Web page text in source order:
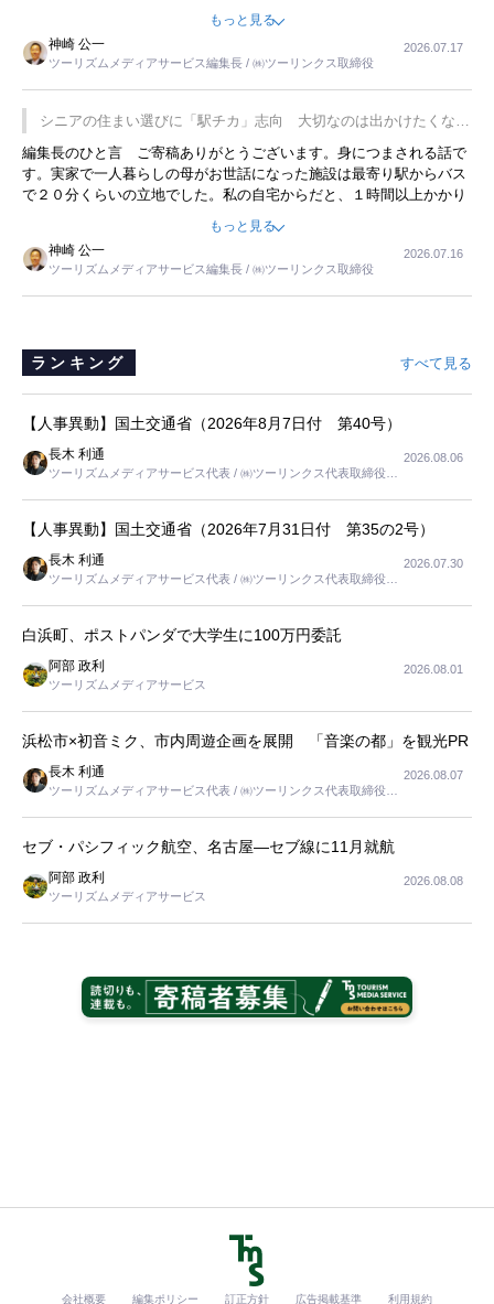
永井 彰一社長にインタビューしたら、興味深い話が次々が飛び出しま
した。プレゼンも巧みで、今でも思い出すことが２つあります。一つ
は、従業員に東京ディズニーランドを見学させ、サービス業、接客業
の何かを理解してもらっていることです。 もう一つは1800円もする
プレミアムヨーグルトを販売するにあたり、社内に懸念もあったそう
です。永井社長は、駐車場に都内ナンバーの高級外車が停まっている
ことに目をつけ、高級商品でも売れると確信したそうです。今回の記
事を懐かしく読みました。
もっと見る
神崎 公一
ツーリズムメディアサービス編集長 / ㈱ツーリンクス取締役
2026.07.17
シニアの住まい選びに「駅チカ」志向 大切なのは出かけたくなる
暮らし
編集長のひと言 ご寄稿ありがとうございます。身につまされる話で
す。実家で一人暮らしの母がお世話になった施設は最寄り駅からバス
で２０分くらいの立地でした。私の自宅からだと、１時間以上かかり
ました。母の住まいから近いという理由で、その施設を選択したので
すが、私と妹にとっては、半日仕事ででした。シニアの住まい選び
は、当人だけではなく、世話をする家族の足の便も考えない外池ない
と思いました。
もっと見る
神崎 公一
ツーリズムメディアサービス編集長 / ㈱ツーリンクス取締役
2026.07.16
ランキング すべて見る
【人事異動】国土交通省（2026年8月7日付 第40号）
長木 利通
ツーリズムメディアサービス代表 / ㈱ツーリンクス代表取締役社
2026.08.06
【人事異動】国土交通省（2026年7月31日付 第35の2号）
長木 利通
ツーリズムメディアサービス代表 / ㈱ツーリンクス代表取締役社
2026.07.30
白浜町、ポストパンダで大学生に100万円委託
阿部 政利
ツーリズムメディアサービス
2026.08.01
浜松市×初音ミク、市内周遊企画を展開 「音楽の都」を観光PR
長木 利通
ツーリズムメディアサービス代表 / ㈱ツーリンクス代表取締役社
2026.08.07
セブ・パシフィック航空、名古屋―セブ線に11月就航
阿部 政利
ツーリズムメディアサービス
2026.08.08
会社概要 編集ポリシー 訂正方針 広告掲載基準 利用規約